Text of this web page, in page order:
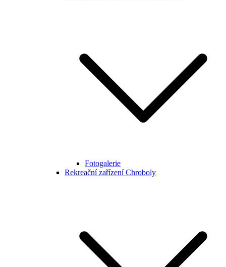
Fotogalerie
Rekreační zařízení Chroboly